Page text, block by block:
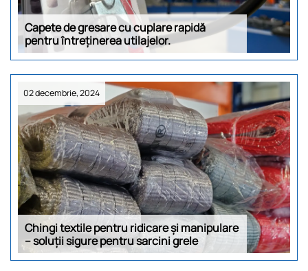
Capete de gresare cu cuplare rapidă
pentru întreținerea utilajelor.
02 decembrie, 2024
Chingi textile pentru ridicare și manipulare
– soluții sigure pentru sarcini grele